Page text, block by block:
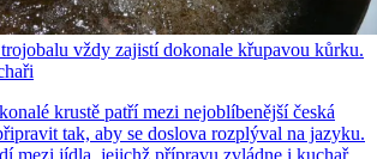
vždy zajistí dokonale křupavou kůrku.
krustě patří mezi nejoblíbenější česká
tak, aby se doslova rozplýval na jazyku.
mezi jídla, jejichž přípravu zvládne i kuchař